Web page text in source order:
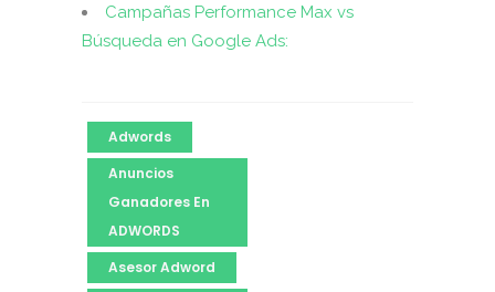
Campañas Performance Max vs
Búsqueda en Google Ads:
Adwords
Anuncios
Ganadores En
ADWORDS
Asesor Adword